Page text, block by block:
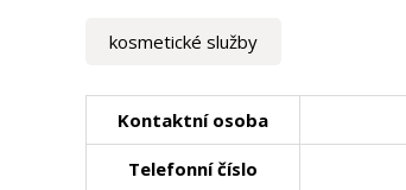
kosmetické služby
Kontaktní osoba
Telefonní číslo